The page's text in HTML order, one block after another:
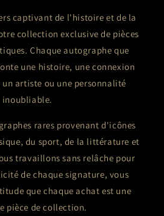
captivant de l'histoire et de la
collection exclusive de pièces
Chaque autographe que
une histoire, une connexion
un artiste ou une personnalité
inoubliable.
rares provenant d'icônes
du sport, de la littérature et
travaillons sans relâche pour
de chaque signature, vous
que chaque achat est une
pièce de collection.